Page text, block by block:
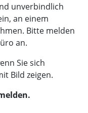
unverbindlich
an einem
Bitte melden
an.
Sie sich
Bild zeigen.